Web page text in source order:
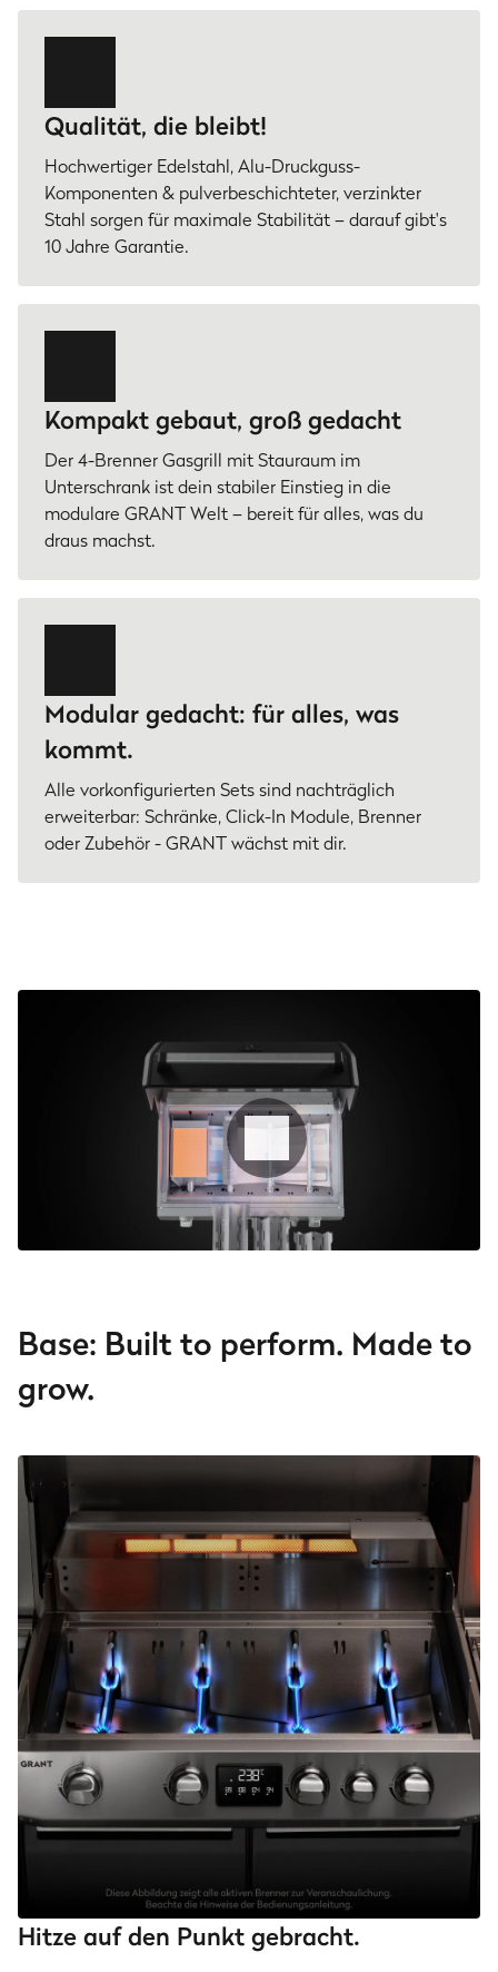
Qualität, die bleibt!
Hochwertiger Edelstahl, Alu-Druckguss-
Komponenten & pulverbeschichteter, verzinkter
Stahl sorgen für maximale Stabilität – darauf gibt's
10 Jahre Garantie.
Kompakt gebaut, groß gedacht
Der 4-Brenner Gasgrill mit Stauraum im
Unterschrank ist dein stabiler Einstieg in die
modulare GRANT Welt – bereit für alles, was du
draus machst.
Modular gedacht: für alles, was
kommt.
Alle vorkonfigurierten Sets sind nachträglich
erweiterbar: Schränke, Click-In Module, Brenner
oder Zubehör - GRANT wächst mit dir.
Base: Built to perform. Made to
grow.
Hitze auf den Punkt gebracht.